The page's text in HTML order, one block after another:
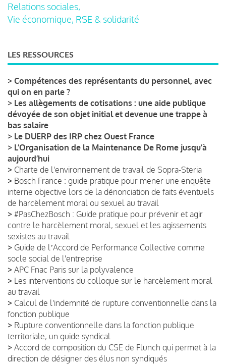
Relations sociales,
Vie économique, RSE & solidarité
LES RESSOURCES
> Compétences des représentants du personnel, avec
qui on en parle ?
> Les allègements de cotisations : une aide publique
dévoyée de son objet initial et devenue une trappe à
bas salaire
> Le DUERP des IRP chez Ouest France
> L’Organisation de la Maintenance De Rome jusqu’à
aujourd’hui
> Charte de l'environnement de travail de Sopra-Steria
> Bosch France : guide pratique pour mener une enquête
interne objective lors de la dénonciation de faits éventuels
de harcèlement moral ou sexuel au travail
> #PasChezBosch : Guide pratique pour prévenir et agir
contre le harcèlement moral, sexuel et les agissements
sexistes au travail
> Guide de lʼAccord de Performance Collective comme
socle social de l'entreprise
> APC Fnac Paris sur la polyvalence
> Les interventions du colloque sur le harcèlement moral
au travail
> Calcul de l'indemnité de rupture conventionnelle dans la
fonction publique
> Rupture conventionnelle dans la fonction publique
territoriale, un guide syndical
> Accord de composition du CSE de Flunch qui permet à la
direction de désigner des élus non syndiqués